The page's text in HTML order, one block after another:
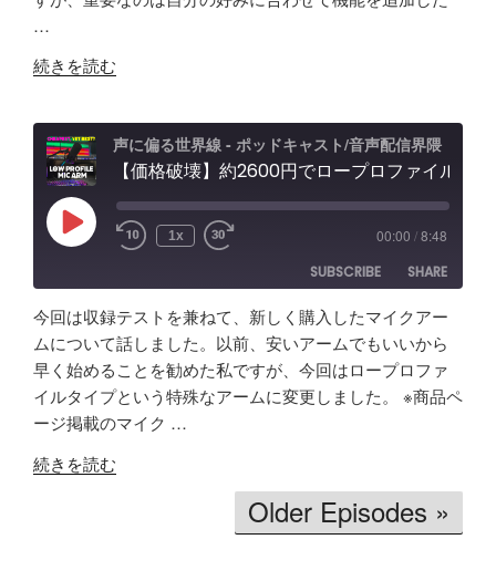
グ"
の
能
性
「Fish
ユ
ー
ス
ー
か
け
て
か
っ
た
「マ
り
安
い
イ
ホ
RSS FEED
…
"【自
ア
プ
リ
効
で
リ
ア
ル
イ
続きを読む
声に偏る世界線 - ポッドキャスト/音声配信界隈
Play
Episode 1x 00:00 /8:48
SUBSCRIBE
SHARE
Amazon
Apple Podcasts
RSS
Spotify
RSS FEED
SHARE
LINK
EMBED
今回は収録テストを兼ねて、新しく購入したマイクアー
ムについて話しました。以前、安いアームでもいいから
早く始めることを勧めた私ですが、今回はロープロファ
イルタイプという特殊なアームに変更しました。 ※商品ペ
ージ掲載のマイク …
"【価
続きを読む
Older Episodes »